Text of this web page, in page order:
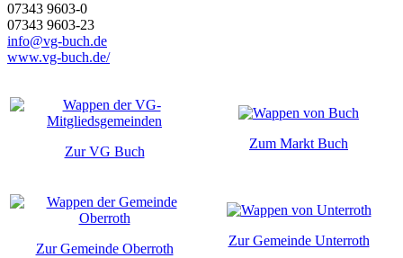
07343 9603-0
07343 9603-23
info@vg-buch.de
www.vg-buch.de/
Zur VG Buch
Zum Markt Buch
Zur Gemeinde Oberroth
Zur Gemeinde Unterroth